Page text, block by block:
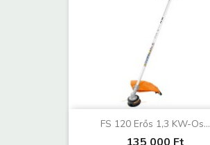
FS 120 Erős 1,3 KW-Os...